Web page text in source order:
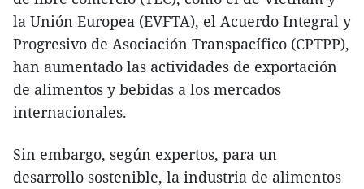
la Unión Europea (EVFTA), el Acuerdo Integral y
Progresivo de Asociación Transpacífico (CPTPP),
han aumentado las actividades de exportación
de alimentos y bebidas a los mercados
internacionales.
Sin embargo, según expertos, para un
desarrollo sostenible, la industria de alimentos